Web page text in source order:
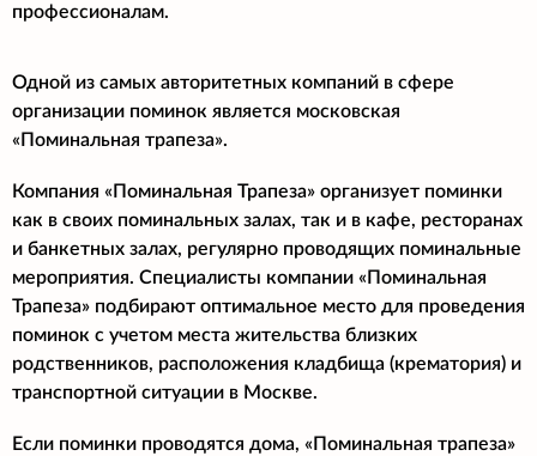
профессионалам.
Одной из самых авторитетных компаний в сфере
организации поминок является московская
«Поминальная трапеза».
Компания «Поминальная Трапеза» организует поминки
как в своих поминальных залах, так и в кафе, ресторанах
и банкетных залах, регулярно проводящих поминальные
мероприятия. Специалисты компании «Поминальная
Трапеза» подбирают оптимальное место для проведения
поминок с учетом места жительства близких
родственников, расположения кладбища (крематория) и
транспортной ситуации в Москве.
Если поминки проводятся дома, «Поминальная трапеза»